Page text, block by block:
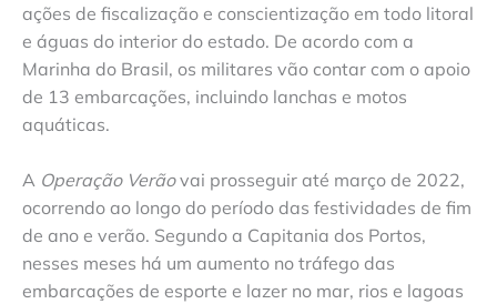
ações de fiscalização e conscientização em todo litoral
e águas do interior do estado. De acordo com a
Marinha do Brasil, os militares vão contar com o apoio
de 13 embarcações, incluindo lanchas e motos
aquáticas.
A Operação Verãovai prosseguir até março de 2022,
ocorrendo ao longo do período das festividades de fim
de ano e verão. Segundo a Capitania dos Portos,
nesses meses há um aumento no tráfego das
embarcações de esporte e lazer no mar, rios e lagoas